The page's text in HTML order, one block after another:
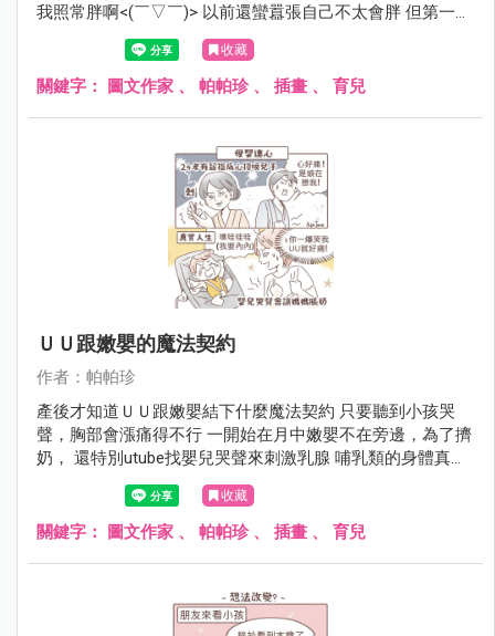
我照常胖啊<(￣▽￣)> 以前還蠻囂張自己不太會胖 但第一次
紀錄46。18w我就52了。 通常建議整個孕期重10-14kg 剩
下的日子留給8kg，我開始沒保握勒（腋下冒汗 ) 最後我決定
轉念，嗯。 應該是第一次紀錄的體重被量太輕了吧～￣▽￣
收藏
關鍵字： 圖文作家 、 帕帕珍、 插畫 、 育兒
ＵＵ跟嫩嬰的魔法契約
作者：帕帕珍
產後才知道ＵＵ跟嫩嬰結下什麼魔法契約 只要聽到小孩哭
聲，胸部會漲痛得不行 一開始在月中嫩嬰不在旁邊，為了擠
奶， 還特別utube找嬰兒哭聲來刺激乳腺 哺乳類的身體真的
很不可思議啊（再次讚嘆）
收藏
關鍵字： 圖文作家 、 帕帕珍、 插畫 、 育兒